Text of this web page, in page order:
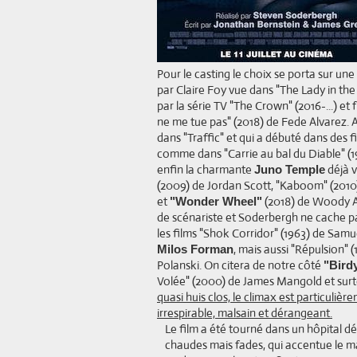
Pour le casting le choix se porta sur
par Claire Foy vue dans "The Lady in
par la série TV "The Crown" (2016-...)
ne me tue pas" (2018) de Fede
dans "Traffic" et qui a débuté dans des
comme dans "Carrie au bal du Diable"
enfin la charmante Juno Templedéjà
(2009) de Jordan Scott, "Kaboom"
et "Wonder Wheel" (2018) de Woody
de scénariste et Soderbergh ne cache
les films "Shok Corridor" (1963) de
Milos Forman, mais aussi "Répulsion"
Polanski. On citera de notre côté
Volée" (2000) de James Mangold et
quasi huis clos, le climax est
irrespirable, malsain et dérangeant.
Le film a été tourné dans un hôpital
chaudes mais fades, qui accentue le